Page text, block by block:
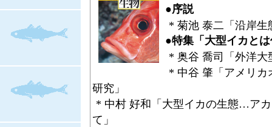
* 岸 道郎「海洋物理と海洋生物学
* 柳 哲雄・井上 康一「物理海洋学
* 中田 喜三郎「生態系モデルと海
* 鈴木 輝明「内湾の富栄養化研究
* 松川 康夫「水産研究所からみた
* 深澤 理郎「海洋物理と海洋生物
* 奥谷 喬司「海洋生物学の本質を
* 堀江 毅「海洋土木工学の海洋生
●序説
* 菊池 泰二「沿岸生
●特集「大型イカと
* 奥谷 喬司「外洋大
* 中谷 肇「アメリカ
研究」
* 中村 好和「大型イカの生態…ア
て」